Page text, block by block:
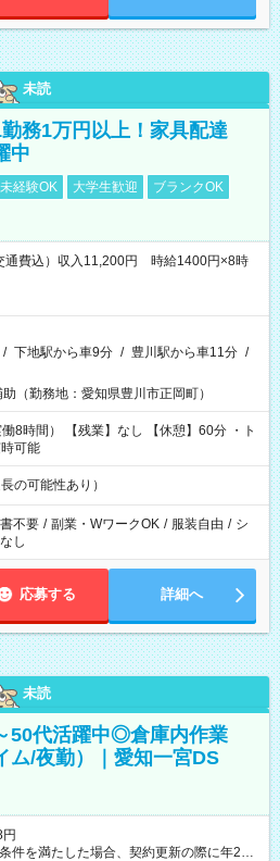
未読
務1万円以上！家具配達
中
経験OK 大学生歓迎
ブランクOK
通費込）収入11,200円 時給1400円×8時
/ 下地駅から車9分 / 豊川駅から車11分 /
（勤務地：愛知県豊川市正岡町）
【休憩】60分 ・ト
可能
可能性あり）
不要 / 副業・WワークOK / 服装自由 / シ
し
応募する 詳細へ
未読
50代活躍中◎倉庫内作業
ム/夜勤）｜愛知一宮DS
件を満たした場合、契約更新の際に年2回